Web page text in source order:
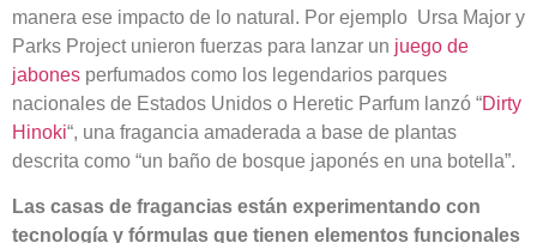
manera ese impacto de lo natural. Por ejemplo Ursa Major y
Parks Project unieron fuerzas para lanzar un juego de
jabones perfumados como los legendarios parques
nacionales de Estados Unidos o Heretic Parfum lanzó “Dirty
Hinoki“, una fragancia amaderada a base de plantas
descrita como “un baño de bosque japonés en una botella”.
Las casas de fragancias están experimentando con
tecnología y fórmulas que tienen elementos funcionales